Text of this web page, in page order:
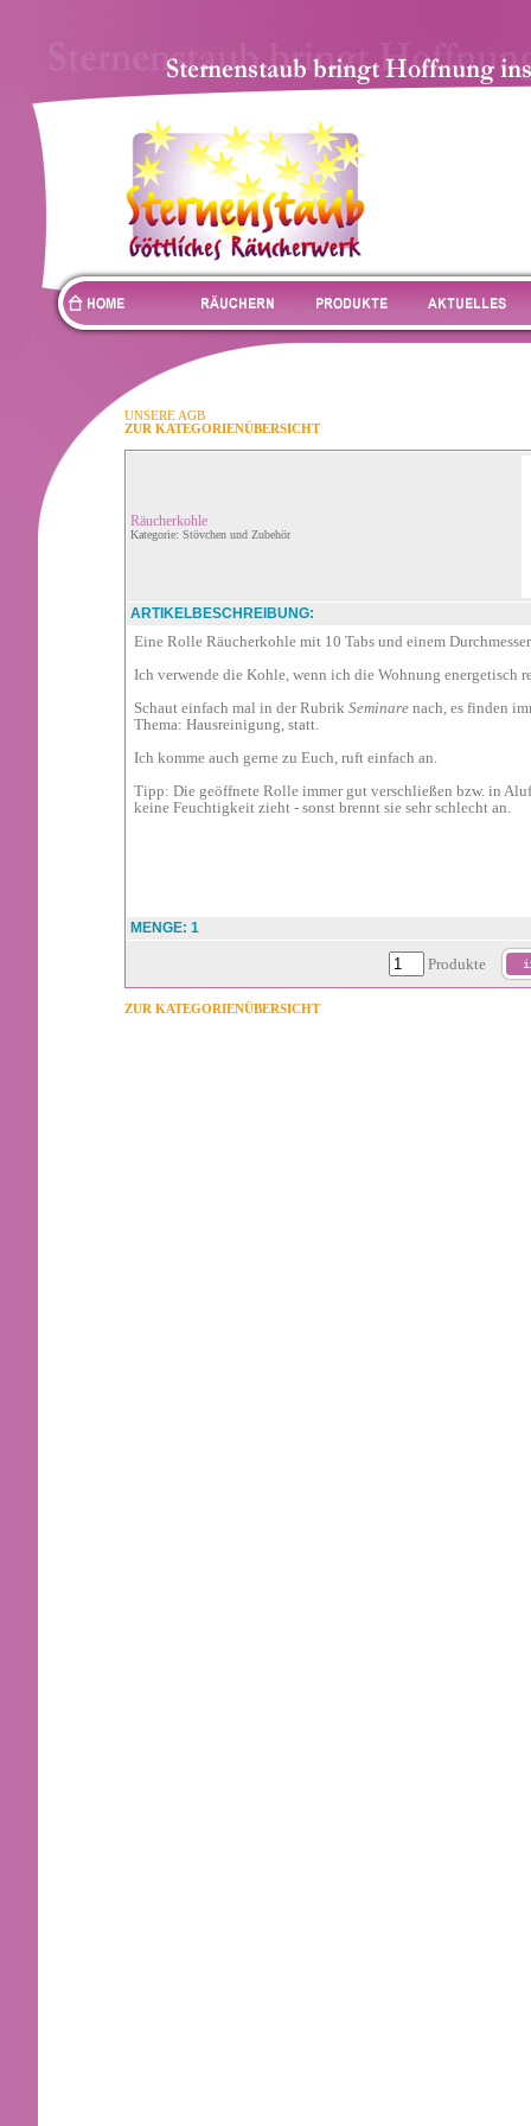
UNSERE AGB
ZUR KATEGORIENÜBERSICHT
Räucherkohle
Kategorie: Stövchen und Zubehör
ARTIKELBESCHREIBUNG:
Eine Rolle Räucherkohle mit 10 Tabs und einem
Ich verwende die Kohle, wenn ich die Wohnung energetisch
Schaut einfach mal in der Rubrik Seminare nach, es finden
Thema: Hausreinigung, statt.
Ich komme auch gerne zu Euch, ruft einfach an.
Tipp: Die geöffnete Rolle immer gut verschließen bzw. in
keine Feuchtigkeit zieht - sonst brennt sie sehr schlecht an.
MENGE: 1
Produkte
ZUR KATEGORIENÜBERSICHT